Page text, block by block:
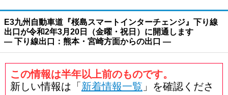
E3九州自動車道『桜島スマートインターチェンジ』下り線
出口が令和2年3月20日（金曜・祝日）に開通します
― 下り線出口：熊本・宮崎方面からの出口 ―
この情報は半年以上前のものです。
新しい情報は「 新着情報一覧 」を確認くださ